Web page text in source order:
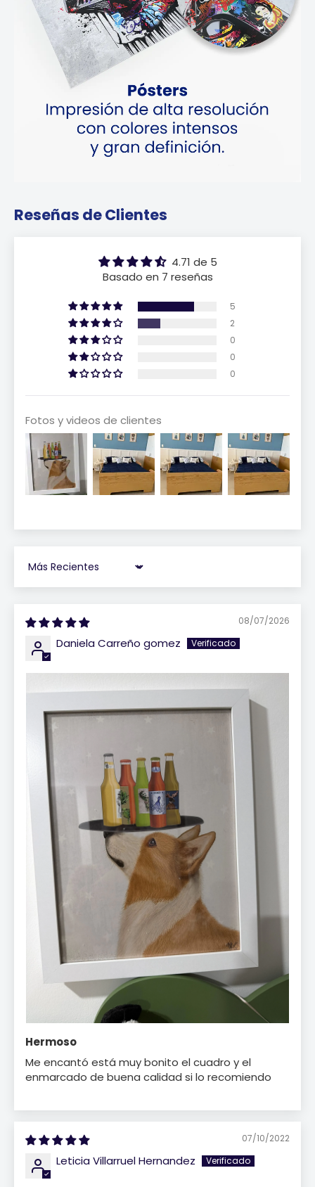
Reseñas de Clientes
4.71 de 5
Basado en 7 reseñas
5
2
0
0
0
Fotos y videos de clientes
Sort by
08/07/2026
Daniela Carreño gomez
Hermoso
Me encantó está muy bonito el cuadro y el
enmarcado de buena calidad si lo recomiendo
07/10/2022
Leticia Villarruel Hernandez